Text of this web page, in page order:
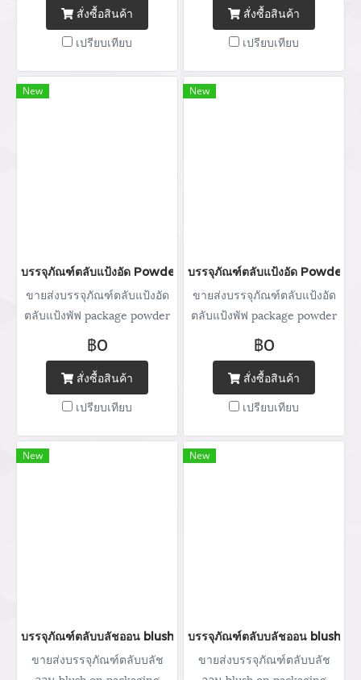
ประเภท Tel : (+66) 020 462
506-105 Mobile: 083 828
9246 Email:
marketing@packingroom.com/
sale@packingroom.com/
สั่งซื้อสินค้า
เปรียบเทียบ
(+66) 020 462 506-105
Mobile: 083 828 9246 Email:
marketing@packingroom.com/
sale@packingroom.com/
สั่งซื้อสินค้า
เปรียบเทียบ
New
บรรจุภัณฑ์ตลับแป้งอัด Powder packaging / powder case ตลับแ
ขายส่งบรรจุภัณฑ์ตลับแป้งอัด
ตลับแป้งพัฟ package powder
กระปุกแป้ง จำหน่ายบรรจุภัณฑ์
เครื่องสำอางทุกประเภท Tel :
(+66) 020 462 506-105
Mobile: 083 828 9246 Email:
marketing@packingroom.com/
sale@packingroom.com/
฿0
สั่งซื้อสินค้า
เปรียบเทียบ
New
บรรจุภัณฑ์ตลับแป้งอัด Powder
ขายส่งบรรจุภัณฑ์ตลับแป้งอัด
ตลับแป้งพัฟ package powder
กระปุกแป้ง จำหน่ายบรรจุภัณฑ์
เครื่องสำอางทุกประเภท Tel :
(+66) 020 462 506-105
Mobile: 083 828 9246 Email:
marketing@packingroom.com/
sale@packingroom.com/
฿0
สั่งซื้อสินค้า
เปรียบเทียบ
New
บรรจุภัณฑ์ตลับบลัชออน blush on packaging ร้านขายบรรจุภัณฑ์
ขายส่งบรรจุภัณฑ์ตลับบลัช
New
บรรจุภัณฑ์ตลับบลัชออน blush on
ขายส่งบรรจุภัณฑ์ตลับบลัช